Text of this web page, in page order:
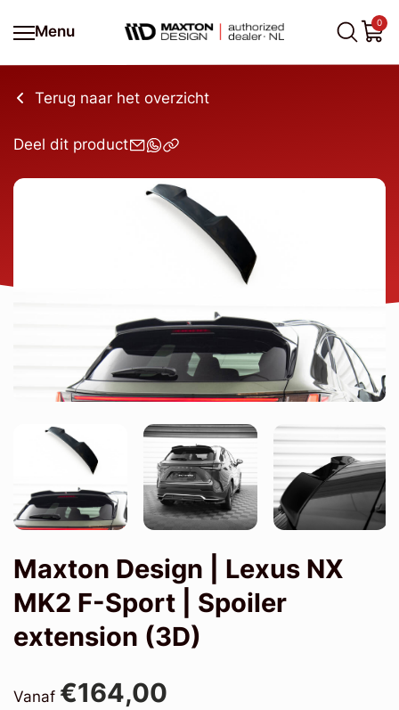
Menu
0
Terug naar het overzicht
Deel dit product
Maxton Design | Lexus NX
MK2 F-Sport | Spoiler
extension (3D)
Vanaf €164,00